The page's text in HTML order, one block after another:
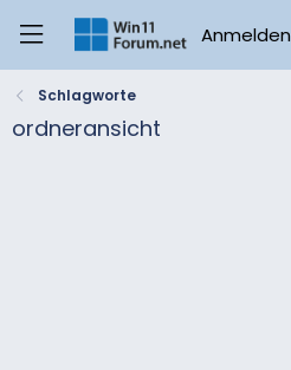
Anmelden
Schlagworte
ordneransicht